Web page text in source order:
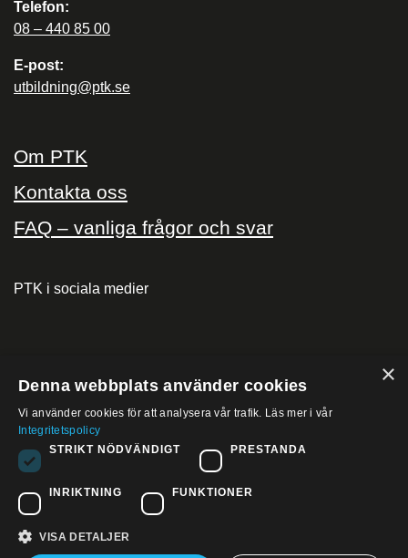
Telefon:
08 – 440 85 00
E-post:
utbildning@ptk.se
Om PTK
Kontakta oss
FAQ – vanliga frågor och svar
PTK i sociala medier
PTK på
LinkedIn
×
Denna webbplats använder cookies
Vi använder cookies för att analysera vår trafik. Läs mer i vår
Integritetspolicy
STRIKT NÖDVÄNDIGT
PRESTANDA
INRIKTNING FUNKTIONER
VISA DETALJER